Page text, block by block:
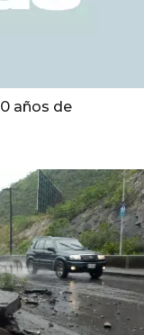
años de